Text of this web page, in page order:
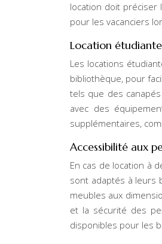
location doit
pour les vacanciers
Location
Les locations
bibliothèque, pour
tels que des
avec des
supplémentaires,
Accessibilité aux
En cas de location à
sont adaptés à leurs
meubles aux
et la sécurité des
disponibles pour les